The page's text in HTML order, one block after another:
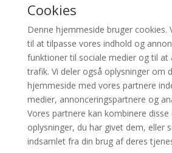
Cookies
Denne hjemmeside bruger cookies.
til at tilpasse vores indhold og
funktioner til sociale medier og til at
trafik. Vi deler også oplysninger om
hjemmeside med vores partnere
medier, annonceringspartnere og
Vores partnere kan kombinere
oplysninger, du har givet dem, eller
indsamlet fra din brug af deres